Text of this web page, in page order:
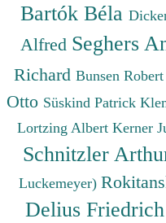
Bartók Béla
Alfred Seghers
Richard Bunsen
Otto Süskind Patrick
Lortzing Albert Kerner
Schnitzler
Luckemeyer)
Delius